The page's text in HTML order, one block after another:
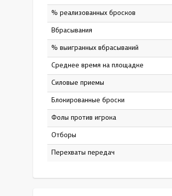
% реализованных бросков
Вбрасывания
% выигранных вбрасываний
Среднее время на площадке
Силовые приемы
Блокированные броски
Фолы против игрока
Отборы
Перехваты передач